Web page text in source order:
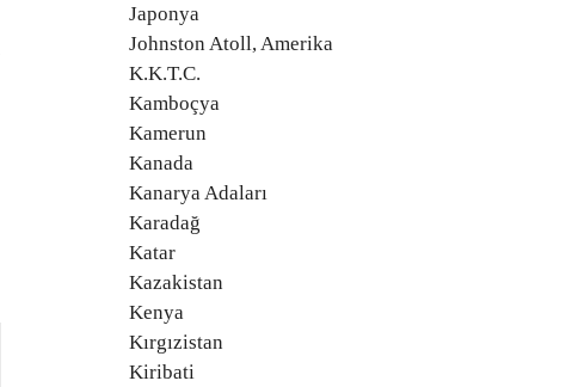
Japonya
Johnston Atoll, Amerika
K.K.T.C.
Kamboçya
Kamerun
Kanada
Kanarya Adaları
Karadağ
Katar
Kazakistan
Kenya
Kırgızistan
Kiribati